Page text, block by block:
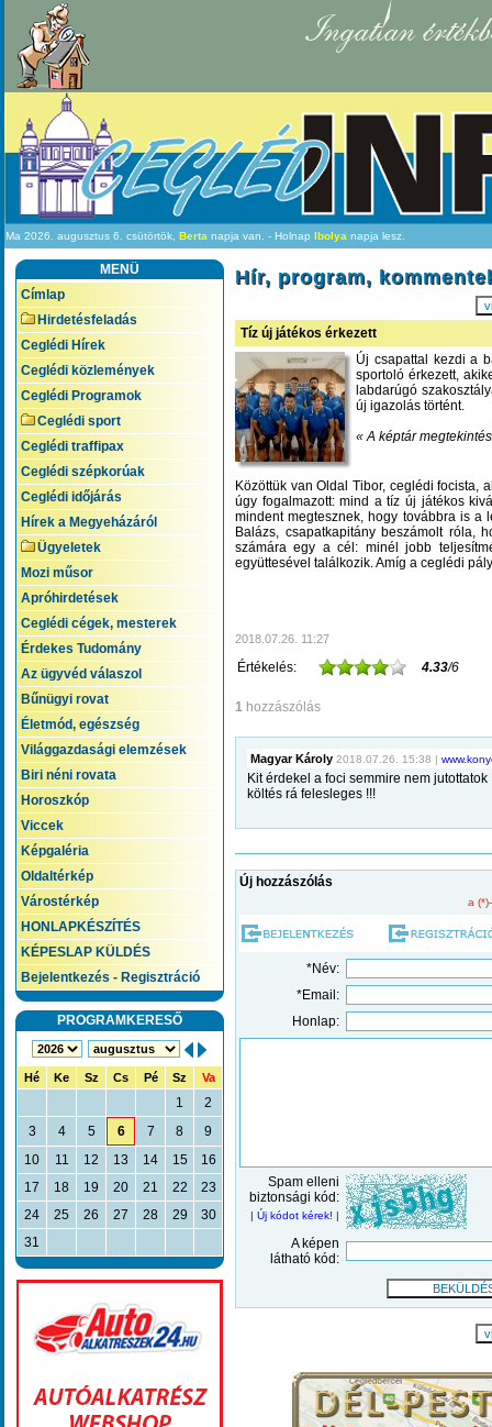
Ingatlan
Ma 2026. augusztus 6. csütörtök, Berta napja van. - Holnap Ibolya napja lesz.
MENÜ
Címlap
Hirdetésfeladás
Ceglédi Hírek
Ceglédi közlemények
Ceglédi Programok
Ceglédi sport
Ceglédi traffipax
Ceglédi szépkorúak
Ceglédi időjárás
Hírek a Megyeházáról
Ügyeletek
Mozi műsor
Apróhirdetések
Ceglédi cégek, mesterek
Érdekes Tudomány
Az ügyvéd válaszol
Bűnügyi rovat
Életmód, egészség
Világgazdasági elemzések
Biri néni rovata
Horoszkóp
Viccek
Képgaléria
Oldaltérkép
Várostérkép
HONLAPKÉSZÍTÉS
KÉPESLAP KÜLDÉS
Bejelentkezés - Regisztráció
PROGRAMKERESŐ
Hé Ke Sz Cs Pé Sz Va
1
2
3
4 5 6 7 8
9
10
11 12 13 14 15
16
17
18 19 20 21 22
23
24
25 26 27 28 29
30
31
Hír, program,
Tíz új játékos érkezett
Új csapattal kezdi a
sportoló érkezett,
labdarúgó
új igazolás történt.
« A képtár
Közöttük van Oldal Tibor, ceglédi focista,
úgy fogalmazott: mind a tíz új játékos
mindent megtesznek, hogy továbbra is
Balázs, csapatkapitány beszámolt róla,
számára egy a cél: minél jobb
együttesével találkozik. Amíg a ceglédi
2018.07.26. 11:27
Értékelés: 4.33/6
1 hozzászólás
Magyar Károly 2018.07.26. 15:38 |
Kit érdekel a foci semmire nem
költés rá felesleges !!!
Új hozzászólás
a
*Név:
*Email:
Honlap:
Spam elleni
biztonsági kód:
| Új kódot kérek! |
A képen
látható kód: